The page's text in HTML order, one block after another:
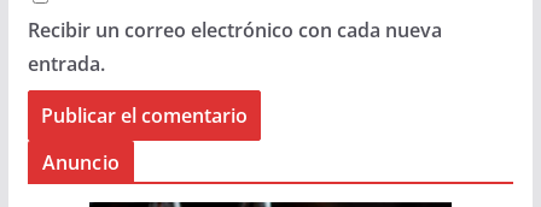
Recibir un correo electrónico con cada nueva
entrada.
Anuncio